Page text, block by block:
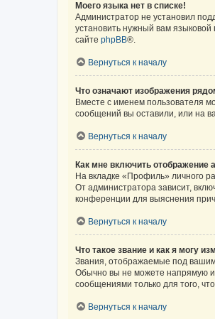
Моего языка нет в списке!
Администратор не установил
установить нужный вам
сайте phpBB®.
Вернуться к началу
Что означают изображения
Вместе с именем пользователя
сообщений вы оставили, или на
Вернуться к началу
Как мне включить отображение
На вкладке «Профиль» личного
От администратора зависит,
конференции для выяснения
Вернуться к началу
Что такое звание и как я могу
Звания, отображаемые под
Обычно вы не можете напрямую
сообщениями только для того,
Вернуться к началу